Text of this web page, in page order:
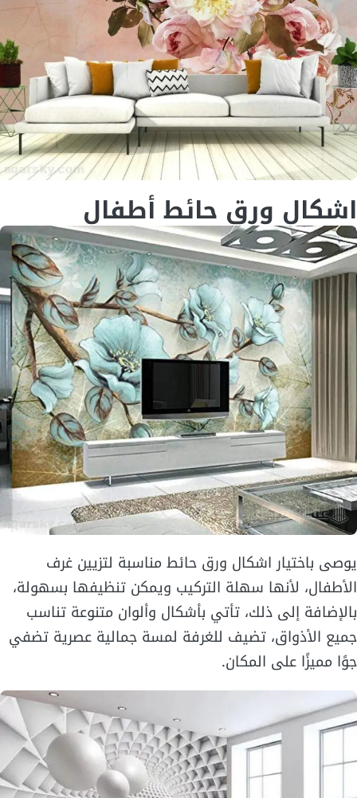
اشكال ورق حائط أطفال
يوصى باختيار اشكال ورق حائط مناسبة لتزيين غرف
الأطفال، لأنها سهلة التركيب ويمكن تنظيفها بسهولة،
بالإضافة إلى ذلك، تأتي بأشكال وألوان متنوعة تناسب
جميع الأذواق، تضيف للغرفة لمسة جمالية عصرية تضفي
جوًا مميزًا على المكان.